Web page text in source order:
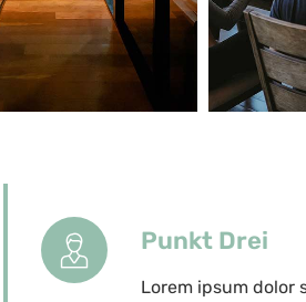
Punkt Drei
Lorem ipsum dolor